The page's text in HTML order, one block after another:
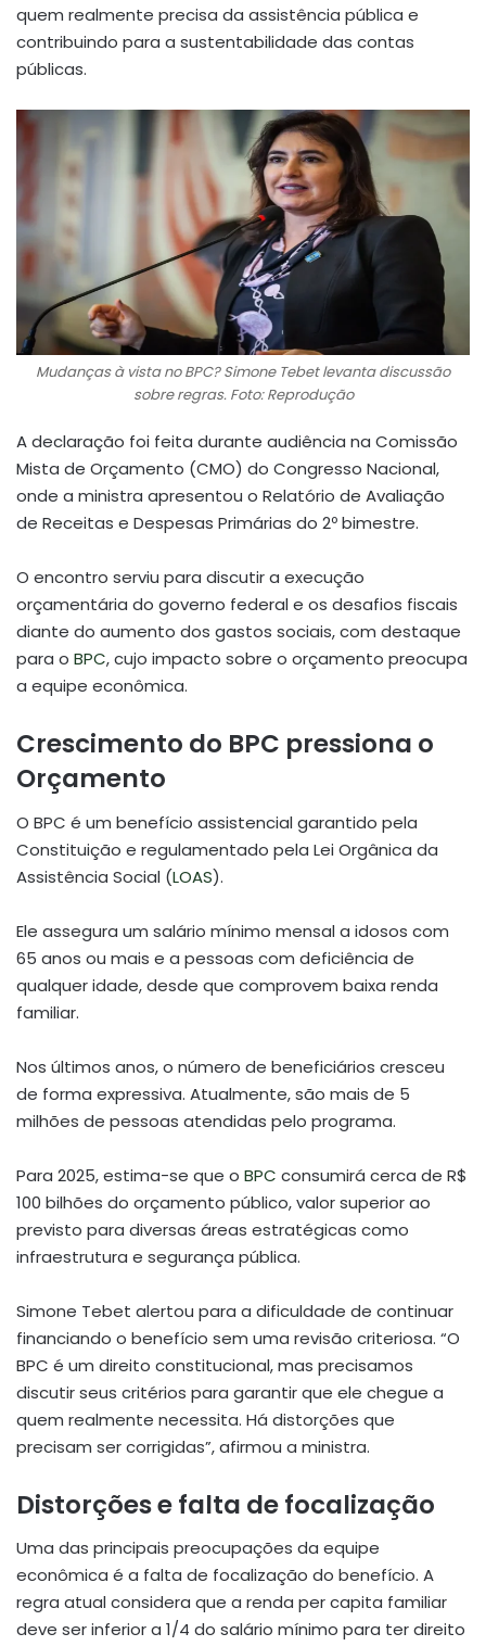
quem realmente precisa da assistência pública e
contribuindo para a sustentabilidade das contas
públicas.
Mudanças à vista no BPC? Simone Tebet levanta discussão
sobre regras. Foto: Reprodução
A declaração foi feita durante audiência na Comissão
Mista de Orçamento (CMO) do Congresso Nacional,
onde a ministra apresentou o Relatório de Avaliação
de Receitas e Despesas Primárias do 2º bimestre.
O encontro serviu para discutir a execução
orçamentária do governo federal e os desafios fiscais
diante do aumento dos gastos sociais, com destaque
para o BPC, cujo impacto sobre o orçamento preocupa
a equipe econômica.
Crescimento do BPC pressiona o
Orçamento
O BPC é um benefício assistencial garantido pela
Constituição e regulamentado pela Lei Orgânica da
Assistência Social (LOAS).
Ele assegura um salário mínimo mensal a idosos com
65 anos ou mais e a pessoas com deficiência de
qualquer idade, desde que comprovem baixa renda
familiar.
Nos últimos anos, o número de beneficiários cresceu
de forma expressiva. Atualmente, são mais de 5
milhões de pessoas atendidas pelo programa.
Para 2025, estima-se que o BPC consumirá cerca de R$
100 bilhões do orçamento público, valor superior ao
previsto para diversas áreas estratégicas como
infraestrutura e segurança pública.
Simone Tebet alertou para a dificuldade de continuar
financiando o benefício sem uma revisão criteriosa. “O
BPC é um direito constitucional, mas precisamos
discutir seus critérios para garantir que ele chegue a
quem realmente necessita. Há distorções que
precisam ser corrigidas”, afirmou a ministra.
Distorções e falta de focalização
Uma das principais preocupações da equipe
econômica é a falta de focalização do benefício. A
regra atual considera que a renda per capita familiar
deve ser inferior a 1/4 do salário mínimo para ter direito